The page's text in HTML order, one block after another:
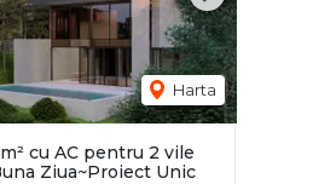
Harta
cu AC pentru 2 vile
Ziua~Proiect Unic